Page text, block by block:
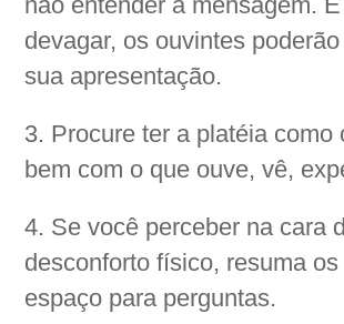
devagar, os ouvintes
sua apresentação.
3. Procure ter a platéia
bem com o que ouve, vê,
4. Se você perceber na cara
desconforto físico, resuma
espaço para perguntas.